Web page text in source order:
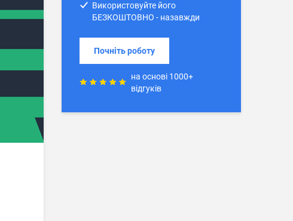
Використовуйте його
БЕЗКОШТОВНО - назавжди
Почніть роботу
на основі 1000+
відгуків